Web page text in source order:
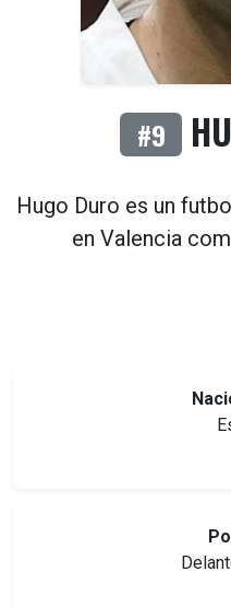
#9
Hugo Duro es un
en Valencia